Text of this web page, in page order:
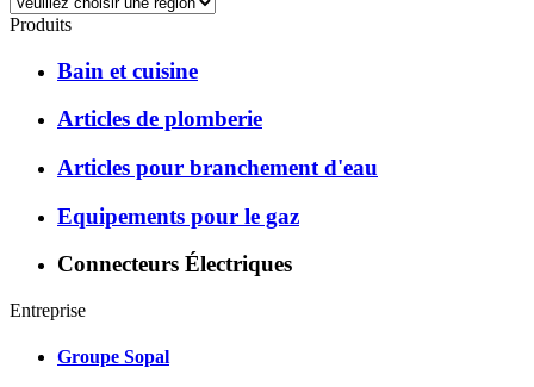
Produits
Bain et cuisine
Articles de plomberie
Articles pour branchement d'eau
Equipements pour le gaz
Connecteurs Électriques
Entreprise
Groupe Sopal